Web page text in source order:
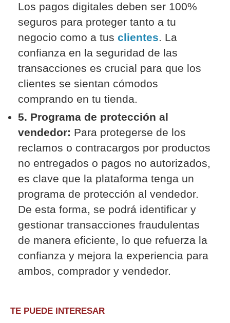
Los pagos digitales deben ser 100%
seguros para proteger tanto a tu
negocio como a tus clientes. La
confianza en la seguridad de las
transacciones es crucial para que los
clientes se sientan cómodos
comprando en tu tienda.
5. Programa de protección al
vendedor: Para protegerse de los
reclamos o contracargos por productos
no entregados o pagos no autorizados,
es clave que la plataforma tenga un
programa de protección al vendedor.
De esta forma, se podrá identificar y
gestionar transacciones fraudulentas
de manera eficiente, lo que refuerza la
confianza y mejora la experiencia para
ambos, comprador y vendedor.
TE PUEDE INTERESAR